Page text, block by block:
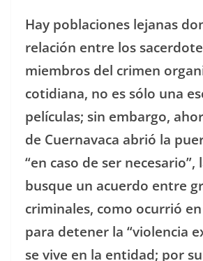
Hay poblaciones lejanas
relación entre los
miembros del crimen
cotidiana, no es sólo una
películas; sin embargo,
de Cuernavaca abrió la
“en caso de ser necesario”,
busque un acuerdo entre
criminales, como ocurrió
para detener la “violencia
se vive en la entidad; por